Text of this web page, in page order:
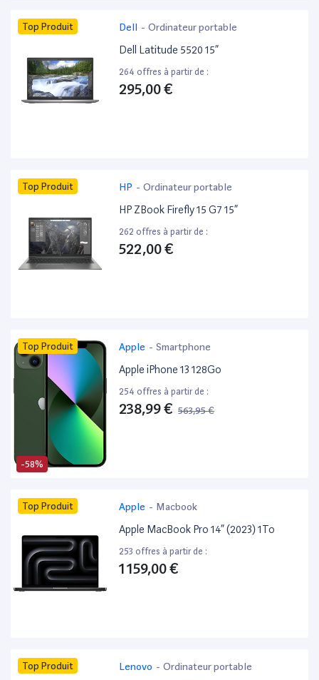
Top Produit Dell - Ordinateur portable
Dell Latitude 5520 15”
264 offres à partir de :
295,00 €
Top Produit HP - Ordinateur portable
HP ZBook Firefly 15 G7 15”
262 offres à partir de :
522,00 €
-58%
Top Produit Apple - Smartphone
Apple iPhone 13 128Go
254 offres à partir de :
238,99 € 563,95 €
Top Produit Apple - Macbook
Apple MacBook Pro 14” (2023) 1To
253 offres à partir de :
1 159,00 €
Top Produit Lenovo - Ordinateur portable